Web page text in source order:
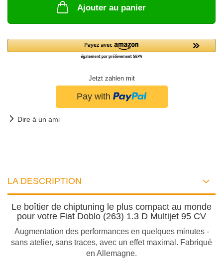
Ajouter au panier
Jetzt zahlen mit
Dire à un ami
LA DESCRIPTION
Le boîtier de chiptuning le plus compact au monde
pour votre Fiat Doblo (263) 1.3 D Multijet 95 CV
Augmentation des performances en quelques minutes -
sans atelier, sans traces, avec un effet maximal. Fabriqué
en Allemagne.